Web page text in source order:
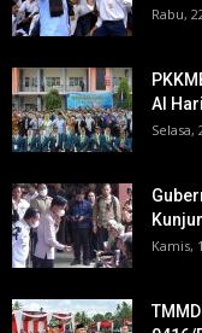
Rabu,
Al
Selasa,
Kamis,